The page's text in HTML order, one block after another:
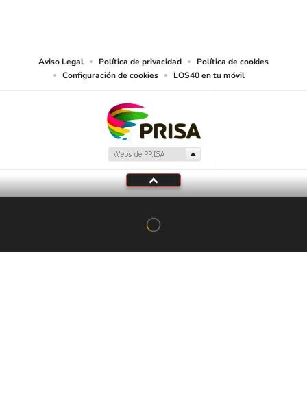
Aviso Legal Política de privacidad
Política de cookies
Configuración de cookies
LOS40 en tu móvil